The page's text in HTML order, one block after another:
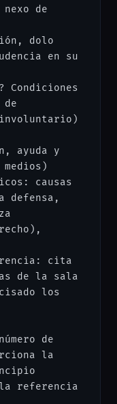
de
dolo
en su
Condiciones
ayuda y
causas
cita
de la sala
los
de
la
referencia